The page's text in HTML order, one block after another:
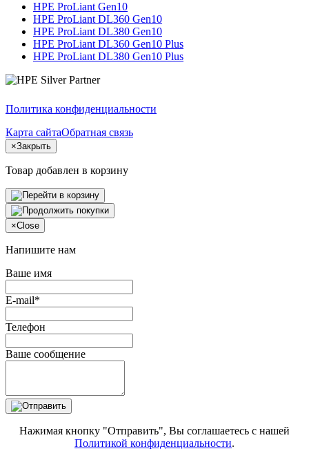
HPE ProLiant Gen10
HPE ProLiant DL360 Gen10
HPE ProLiant DL380 Gen10
HPE ProLiant DL360 Gen10 Plus
HPE ProLiant DL380 Gen10 Plus
Политика конфиденциальности
Карта сайтаОбратная связь
×Закрыть
Товар добавлен в корзину
×Close
Напишите нам
Ваше имя
E-mail*
Телефон
Ваше сообщение
Нажимая кнопку "Отправить", Вы соглашаетесь с нашей
Политикой конфиденциальности.